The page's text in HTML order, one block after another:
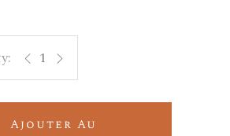
Huile d'Olive Truffe quantity
Ajouter Au